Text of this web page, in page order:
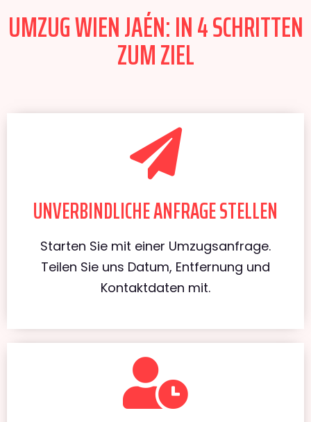
UMZUG WIEN JAÉN: IN 4 SCHRITTEN
ZUM ZIEL
UNVERBINDLICHE ANFRAGE STELLEN
Starten Sie mit einer Umzugsanfrage.
Teilen Sie uns Datum, Entfernung und
Kontaktdaten mit.